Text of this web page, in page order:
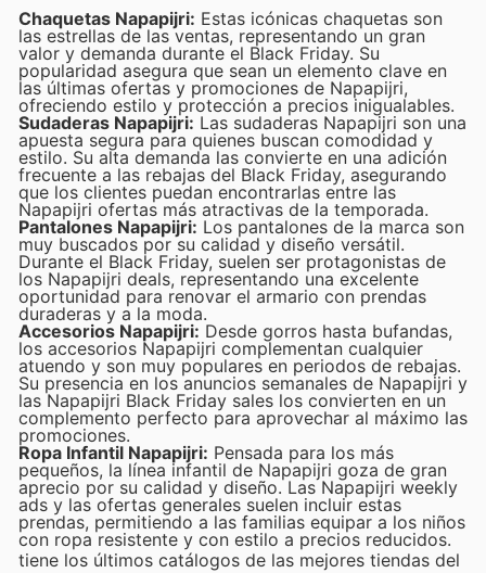
Chaquetas Napapijri: Estas icónicas chaquetas son
las estrellas de las ventas, representando un gran
valor y demanda durante el Black Friday. Su
popularidad asegura que sean un elemento clave en
las últimas ofertas y promociones de Napapijri,
ofreciendo estilo y protección a precios inigualables.
Sudaderas Napapijri: Las sudaderas Napapijri son una
apuesta segura para quienes buscan comodidad y
estilo. Su alta demanda las convierte en una adición
frecuente a las rebajas del Black Friday, asegurando
que los clientes puedan encontrarlas entre las
Napapijri ofertas más atractivas de la temporada.
Pantalones Napapijri: Los pantalones de la marca son
muy buscados por su calidad y diseño versátil.
Durante el Black Friday, suelen ser protagonistas de
los Napapijri deals, representando una excelente
oportunidad para renovar el armario con prendas
duraderas y a la moda.
Accesorios Napapijri: Desde gorros hasta bufandas,
los accesorios Napapijri complementan cualquier
atuendo y son muy populares en periodos de rebajas.
Su presencia en los anuncios semanales de Napapijri y
las Napapijri Black Friday sales los convierten en un
complemento perfecto para aprovechar al máximo las
promociones.
Ropa Infantil Napapijri: Pensada para los más
pequeños, la línea infantil de Napapijri goza de gran
aprecio por su calidad y diseño. Las Napapijri weekly
ads y las ofertas generales suelen incluir estas
prendas, permitiendo a las familias equipar a los niños
con ropa resistente y con estilo a precios reducidos.
tiene los últimos catálogos de las mejores tiendas del